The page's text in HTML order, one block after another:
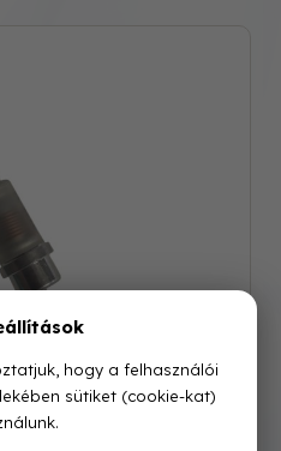
hogy a felhasználói
sütiket (cookie-kat)